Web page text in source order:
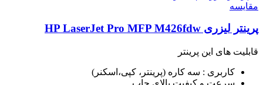
مقايسه
پرینتر لیزری HP LaserJet Pro MFP M426fdw
قابلیت های این پرینتر
کاربری : سه کاره (پرینتر، کپی،اسکنر)
سرعت و کیفیت بالای چاپ